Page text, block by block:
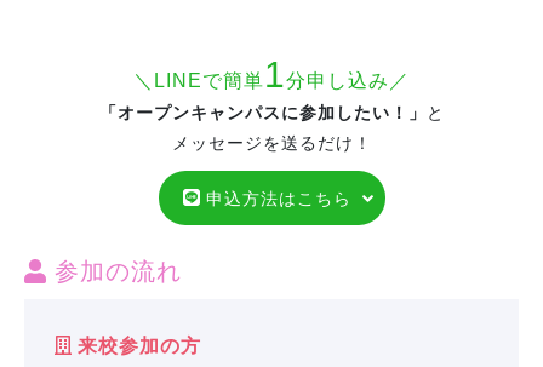
＼LINEで簡単1分申し込み／
「オープンキャンパスに参加したい！」
と
メッセージを送るだけ！
申込方法はこちら
参加の流れ
来校参加の方